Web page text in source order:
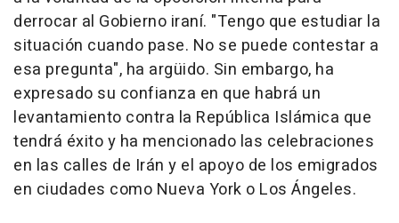
derrocar al Gobierno iraní. "Tengo que estudiar la
situación cuando pase. No se puede contestar a
esa pregunta", ha argüido. Sin embargo, ha
expresado su confianza en que habrá un
levantamiento contra la República Islámica que
tendrá éxito y ha mencionado las celebraciones
en las calles de Irán y el apoyo de los emigrados
en ciudades como Nueva York o Los Ángeles.